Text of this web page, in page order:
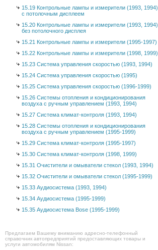
15.19 Контрольные лампы и измерители (1993, 1994)
с потолочным дисплеем
15.20 Контрольные лампы и измерители (1993, 1994)
без потолочного дисплея
15.21 Контрольные лампы и измерители (1995-1997)
15.22 Контрольные лампы и измерители (1998, 1999)
15.23 Система управления скоростью (1993, 1994)
15.24 Система управления скоростью (1995)
15.25 Система управления скоростью (1996-1999)
15.26 Системы отопления и кондиционирования
воздуха с ручным управлением (1993, 1994)
15.27 Система климат-контроля (1993, 1994)
15.28 Системы отопления и кондиционирования
воздуха с ручным управлением (1995-1999)
15.29 Система климат-контроля (1995-1997)
15.30 Система климат-контроля (1998, 1999)
15.31 Очистители и омыватели стекол (1993, 1994)
15.32 Очистители и омыватели стекол (1995-1999)
15.33 Аудиосистема (1993, 1994)
15.34 Аудиосистема (1995-1999)
15.35 Аудиосистема Bose (1995-1999)
Предлагаем Вашему вниманию адресно-телефонный
справочник автопредприятий предоставляющих товары и
услуги автомобилям Nissan: